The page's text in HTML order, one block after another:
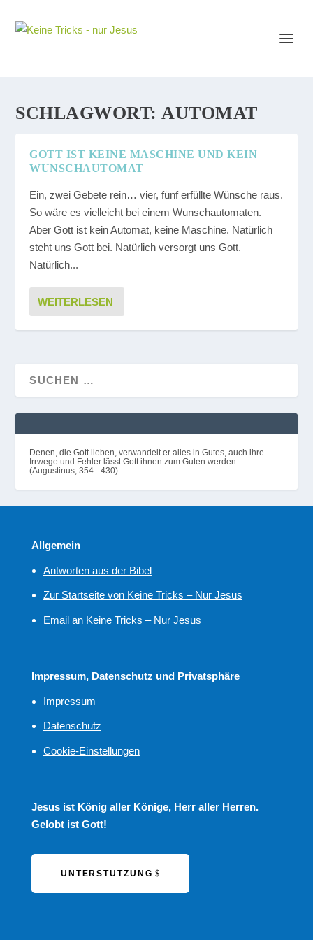
SCHLAGWORT:AUTOMAT
GOTT IST KEINE MASCHINE UND KEIN
WUNSCHAUTOMAT
Ein, zwei Gebete rein… vier, fünf erfüllte Wünsche raus.
So wäre es vielleicht bei einem Wunschautomaten.
Aber Gott ist kein Automat, keine Maschine. Natürlich
steht uns Gott bei. Natürlich versorgt uns Gott.
Natürlich...
WEITERLESEN
Denen, die Gott lieben, verwandelt er alles in Gutes, auch ihre
Irrwege und Fehler lässt Gott ihnen zum Guten werden.
(Augustinus, 354 - 430)
Allgemein
Antworten aus der Bibel
Zur Startseite von Keine Tricks – Nur Jesus
Email an Keine Tricks – Nur Jesus
Impressum, Datenschutz und Privatsphäre
Impressum
Datenschutz
Cookie-Einstellungen
Jesus ist König aller Könige, Herr aller Herren.
Gelobt ist Gott!
UNTERSTÜTZUNG